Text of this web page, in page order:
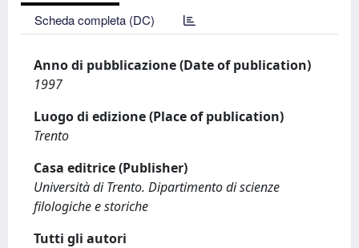
Scheda completa (DC)
Anno di pubblicazione (Date of publication)
1997
Luogo di edizione (Place of publication)
Trento
Casa editrice (Publisher)
Università di Trento. Dipartimento di scienze
filologiche e storiche
Tutti gli autori